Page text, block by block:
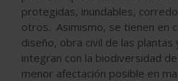
protegidas, inundables,
otros. Asimismo, se tienen en
diseño, obra civil de las
integran con la biodiversidad
menor afectación posible en